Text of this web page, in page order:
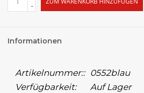
-
Informationen
Artikelnummer:: 0552blau
Verfügbarkeit:
Auf Lager